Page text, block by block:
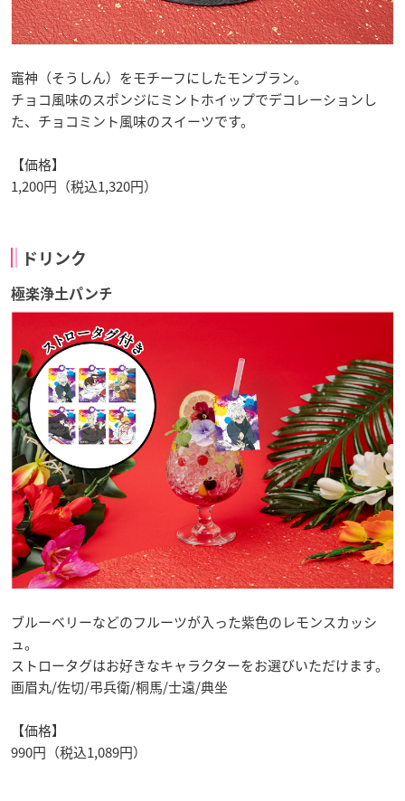
竈神（そうしん）をモチーフにしたモンブラン。
チョコ風味のスポンジにミントホイップでデコレーションし
た、チョコミント風味のスイーツです。
【価格】
1,200円（税込1,320円）
ドリンク
極楽浄土パンチ
ブルーベリーなどのフルーツが入った紫色のレモンスカッシ
ュ。
ストロータグはお好きなキャラクターをお選びいただけます。
画眉丸/佐切/弔兵衛/桐馬/士遠/典坐
【価格】
990円（税込1,089円）